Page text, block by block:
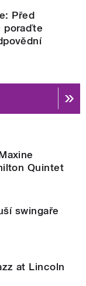
Před
poraďte
Quintet
swingaře
at Lincoln